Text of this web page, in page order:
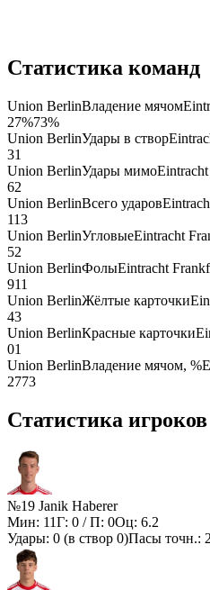
Статистика команд
Union BerlinВладение мячом
27%73%
Union BerlinУдары в створ
31
Union BerlinУдары мимо
62
Union BerlinВсего ударов
113
Union BerlinУгловыеEintracht
52
Union BerlinФолыEintracht
911
Union BerlinЖёлтые карточки
43
Union BerlinКрасные карточки
01
Union BerlinВладение мячом, %
2773
Статистика игроков
№19 Janik Haberer
Мин: 11Г: 0 / П: 0Оц: 6.2
Удары: 0 (в створ 0)Пасы точн.: